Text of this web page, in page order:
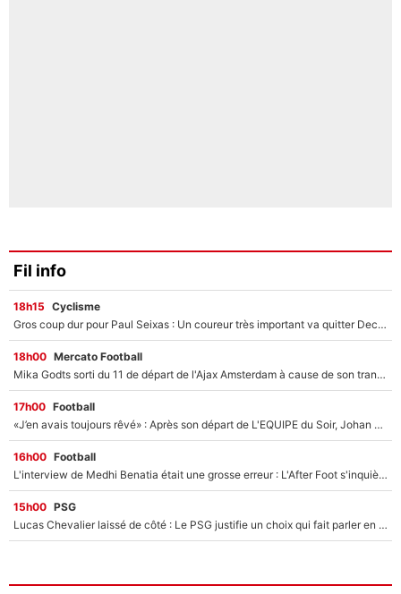
Fil info
18h15 Cyclisme
Gros coup dur pour Paul Seixas : Un coureur très important va quitter Decathlon-CMA CGM
18h00 Mercato Football
Mika Godts sorti du 11 de départ de l'Ajax Amsterdam à cause de son transfert imminent vers le PSG ? Son agent répond cash !
17h00 Football
«J’en avais toujours rêvé» : Après son départ de L'EQUIPE du Soir, Johan Micoud va rebondir avec une activité «confidentielle»
16h00 Football
L'interview de Medhi Benatia était une grosse erreur : L'After Foot s'inquiète pour l'avenir de l'ancien dirigeant de l'OM qui pourrait rester longtemps au chômage
15h00 PSG
Lucas Chevalier laissé de côté : Le PSG justifie un choix qui fait parler en plein mercato